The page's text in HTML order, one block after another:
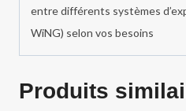
entre différents systèmes
WiNG) selon vos besoins
Produits